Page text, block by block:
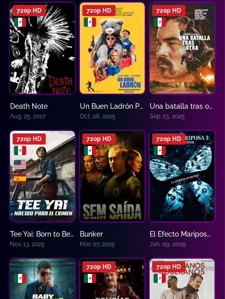
720p HD
Death Note
Aug. 25, 2017
7.1
720p HD
Un Buen Ladrón Pelicula
Oct. 08, 2025
8.2
720p HD
Una batalla tras otra
Sep. 23, 2025
N/A
720p HD
Tee Yai: Born to Be Bad
Nov. 13, 2025
720p HD
Bunker
Mar. 07, 2025
5.6
720p HD
El Efecto Mariposa 3: Revelaciones
Jan. 09, 2009
720p HD 720p HD